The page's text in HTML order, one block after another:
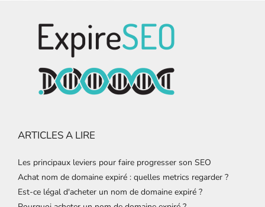
ARTICLES A LIRE
Les principaux leviers pour faire progresser son SEO
Achat nom de domaine expiré : quelles metrics regarder ?
Est-ce légal d'acheter un nom de domaine expiré ?